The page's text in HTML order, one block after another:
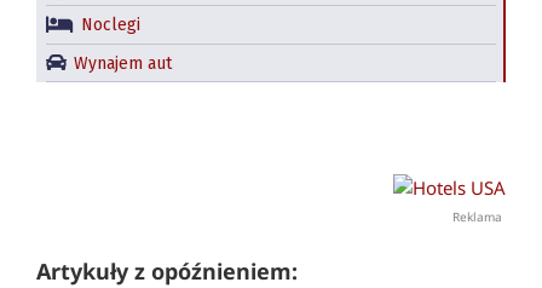
Noclegi
Wynajem aut
Reklama
Artykuły z opóźnieniem: